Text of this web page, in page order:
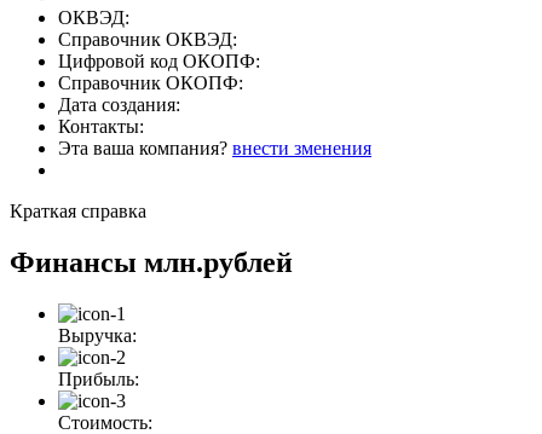
ОКВЭД:
Справочник ОКВЭД:
Цифровой код ОКОПФ:
Справочник ОКОПФ:
Дата создания:
Контакты:
Эта ваша компания? внести зменения
Краткая справка
Финансы млн.рублей
Выручка:
Прибыль:
Стоимость: